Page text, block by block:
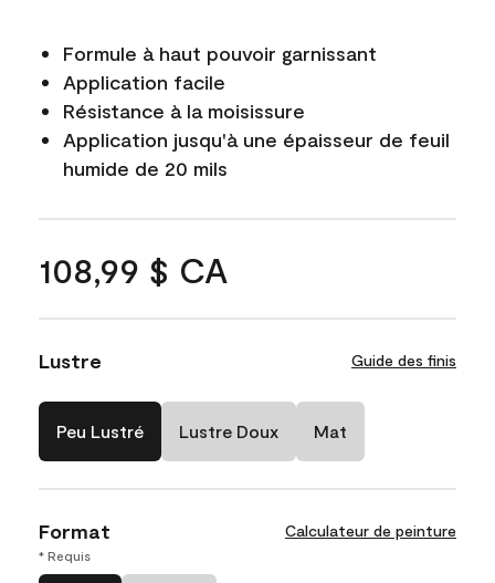
Formule à haut pouvoir garnissant
Application facile
Résistance à la moisissure
Application jusqu'à une épaisseur de feuil
humide de 20 mils
108,99 $ CA
Lustre Guide des finis
Peu Lustré Lustre Doux Mat
Format Calculateur de peinture
* Requis